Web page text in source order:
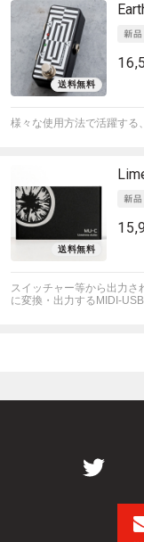
様々な使用方法で活躍する
スイッチャー等から出力さ
に変換・出力するMIDI-USB